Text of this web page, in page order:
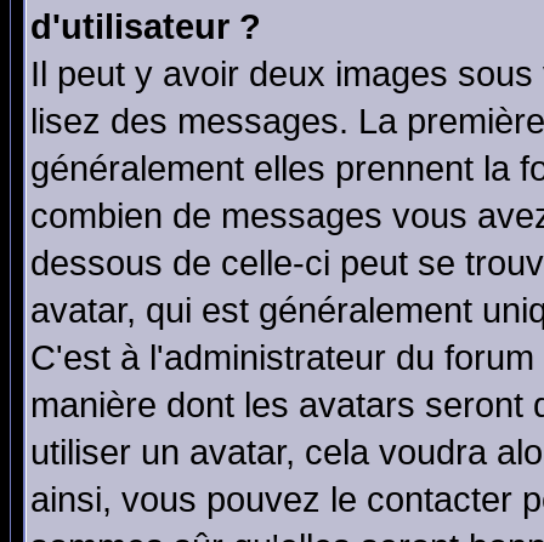
d'utilisateur ?
Il peut y avoir deux images
lisez des messages. La
généralement elles prennent la
combien de messages vous
dessous de celle-ci peut se
avatar, qui est généralement
C'est à l'administrateur du
manière dont les avatars seront
utiliser un avatar, cela voudra
ainsi, vous pouvez le contacter